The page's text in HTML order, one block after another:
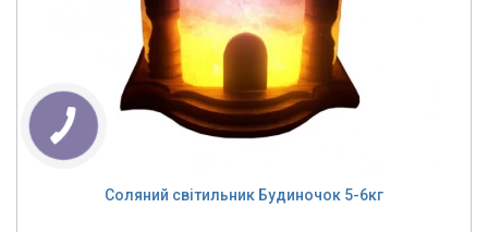
Соляний світильник Будиночок 5-6кг